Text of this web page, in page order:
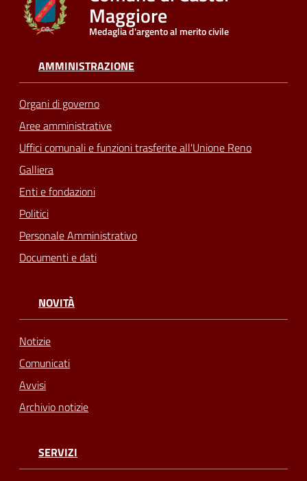
Maggiore
Medaglia d'argento al merito civile
AMMINISTRAZIONE
Organi di governo
Aree amministrative
Uffici comunali e funzioni trasferite all'Unione Reno
Galliera
Enti e fondazioni
Politici
Personale Amministrativo
Documenti e dati
NOVITÀ
Notizie
Comunicati
Avvisi
Archivio notizie
SERVIZI